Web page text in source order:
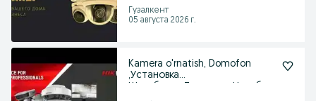
Гузалкент
05 августа 2026 г.
Kamera o'rnatish, Domofon
,Установка